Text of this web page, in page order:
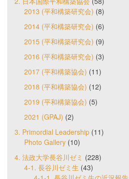
2013 (平和構築研究会) (8)
2014 (平和構築研究会) (6)
2015 (平和構築研究会) (9)
2016 (平和構築研究会) (3)
2017 (平和構築協会) (11)
2018 (平和構築協会) (12)
2019 (平和構築協会) (5)
2021 (GPAJ) (2)
3. Primordial Leadership (11)
Photo Gallery (10)
4. 法政大学長谷川ゼミ (228)
4-1. 長谷川ゼミ生 (43)